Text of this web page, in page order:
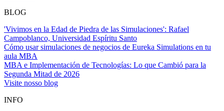
BLOG
'Vivimos en la Edad de Piedra de las Simulaciones': Rafael
Campoblanco, Universidad Espíritu Santo
Cómo usar simulaciones de negocios de Eureka Simulations en tu
aula MBA
MBA e Implementación de Tecnologías: Lo que Cambió para la
Segunda Mitad de 2026
Visite nosso blog
INFO